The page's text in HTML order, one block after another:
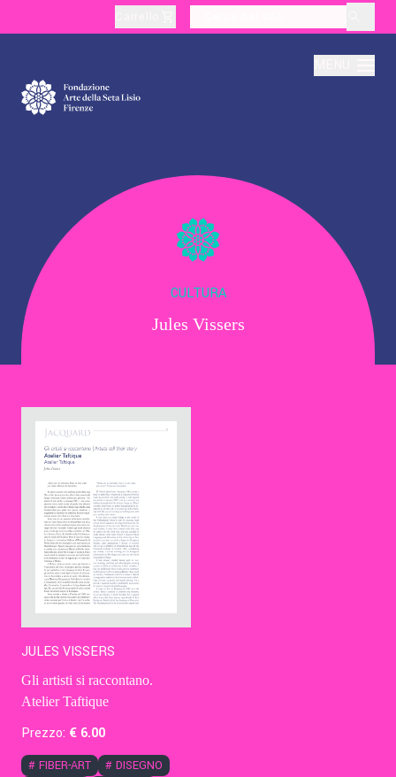
Produzione
Didattica
Cultura
Contatti
Eng
CULTURA
Jules Vissers
JULES VISSERS
Gli artisti si raccontano.
Atelier Taftique
Prezzo: € 6.00
# FIBER-ART # DISEGNO